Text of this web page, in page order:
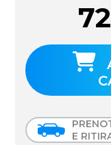
E